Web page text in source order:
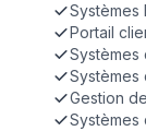
Systèmes
Portail
Systèmes
Gestion